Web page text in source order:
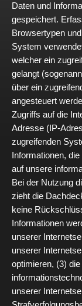
Daten und
gespeichert.
Browsertypen
System
welcher ein
gelangt
über ein
angesteuert
Zugriffs auf die
Adresse (IP-
zugreifenden
Informationen,
auf unsere
Bei der Nutzung
zieht die
keine
Informationen
unserer
unserer
optimieren, (3)
unserer